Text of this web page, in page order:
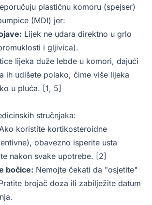
plastičnu komoru (spejser)
(MDI) jer:
Lijek ne udara direktno u grlo
i gljivica).
lijeka duže lebde u komori, dajući
ih udišete polako, čime više lijeka
u pluća. [1, 5]
stručnjaka:
koristite kortikosteroidne
obavezno isperite usta
nakon svake upotrebe. [2]
bočice: Nemojte čekati da "osjetite"
brojač doza ili zabilježite datum